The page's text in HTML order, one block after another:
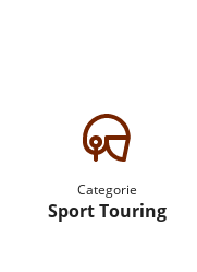
Categorie
Sport Touring